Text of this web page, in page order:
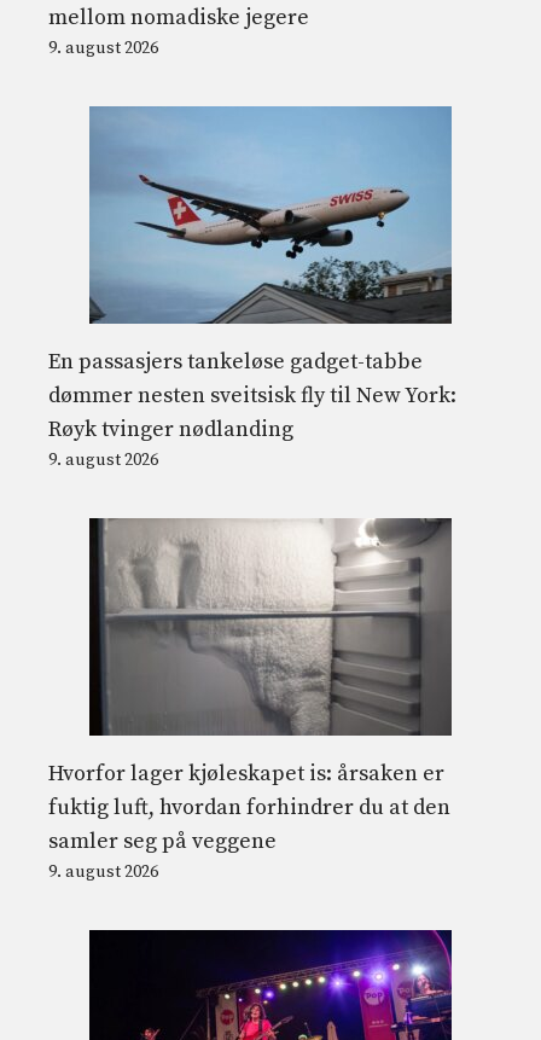
mellom nomadiske jegere
9. august 2026
En passasjers tankeløse gadget-tabbe
dømmer nesten sveitsisk fly til New York:
Røyk tvinger nødlanding
9. august 2026
Hvorfor lager kjøleskapet is: årsaken er
fuktig luft, hvordan forhindrer du at den
samler seg på veggene
9. august 2026